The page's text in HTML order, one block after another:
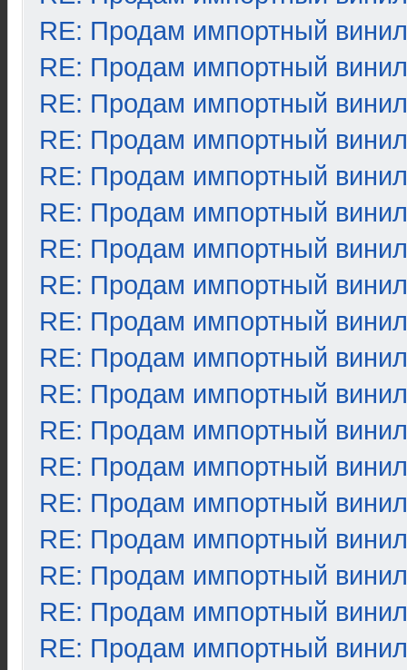
RE: Продам импортный винил
RE: Продам импортный винил
RE: Продам импортный винил
RE: Продам импортный винил
RE: Продам импортный винил
RE: Продам импортный винил
RE: Продам импортный винил
RE: Продам импортный винил
RE: Продам импортный винил
RE: Продам импортный винил
RE: Продам импортный винил
RE: Продам импортный винил
RE: Продам импортный винил
RE: Продам импортный винил
RE: Продам импортный винил
RE: Продам импортный винил
RE: Продам импортный винил
RE: Продам импортный винил